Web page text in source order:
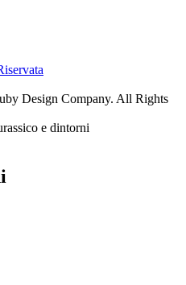
Design Company. All Rights
e dintorni